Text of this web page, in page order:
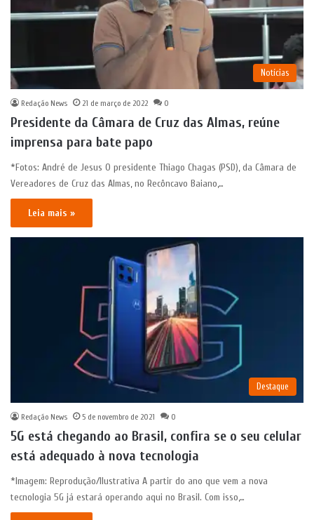
Notícias
Redação News 21 de março de 2022 0
Presidente da Câmara de Cruz das Almas, reúne
imprensa para bate papo
*Fotos: André de Jesus O presidente Thiago Chagas (PSD), da Câmara de
Vereadores de Cruz das Almas, no Recôncavo Baiano,…
Leia mais »
Destaque
Redação News 5 de novembro de 2021 0
5G está chegando ao Brasil, confira se o seu celular
está adequado à nova tecnologia
*Imagem: Reprodução/Ilustrativa A partir do ano que vem a nova
tecnologia 5G já estará operando aqui no Brasil. Com isso,…